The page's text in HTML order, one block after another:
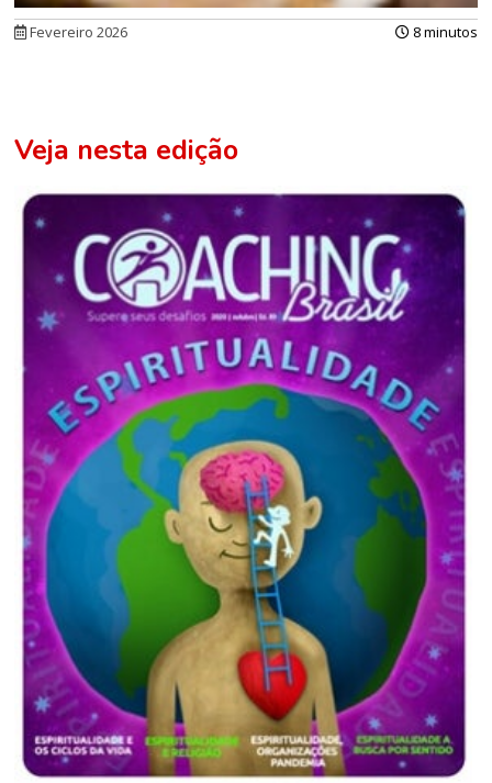
Fevereiro 2026 8 minutos
Veja nesta edição